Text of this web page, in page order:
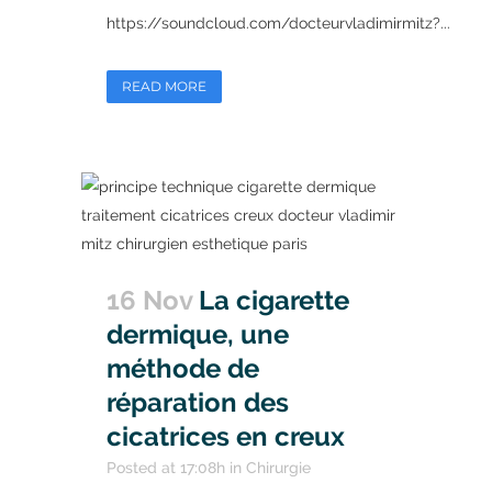
https://soundcloud.com/docteurvladimirmitz?...
READ MORE
16 Nov La cigarette
dermique, une
méthode de
réparation des
cicatrices en creux
Posted at 17:08h in Chirurgie